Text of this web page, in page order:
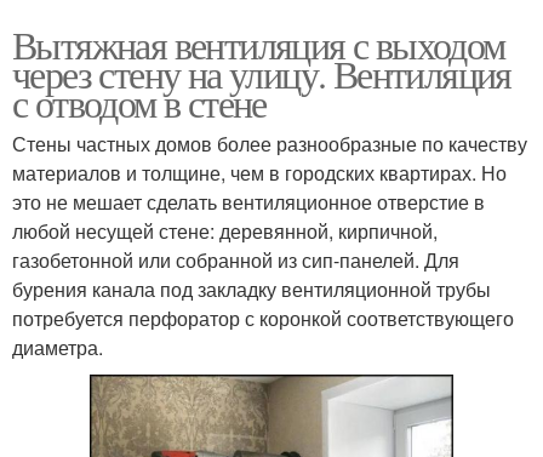
Вытяжная вентиляция с выходом
через стену на улицу. Вентиляция
с отводом в стене
Стены частных домов более разнообразные по качеству
материалов и толщине, чем в городских квартирах. Но
это не мешает сделать вентиляционное отверстие в
любой несущей стене: деревянной, кирпичной,
газобетонной или собранной из сип-панелей. Для
бурения канала под закладку вентиляционной трубы
потребуется перфоратор с коронкой соответствующего
диаметра.